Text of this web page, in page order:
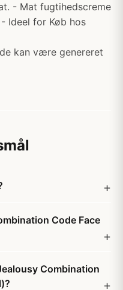
- Mat fugtihedscreme
Ideel for Køb hos
kan være genereret
Code Face
Combination